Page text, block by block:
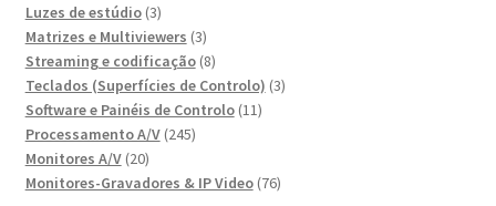
produtos
Luzes de estúdio 33
produtos
Matrizes e Multiviewers 33
produtos
Streaming e codificação 88
produtos
Teclados (Superfícies de Controlo) 33
Software e Painéis de Controlo 1111
Processamento A/V 245245
Monitores A/V 2020
produtos
Monitores-Gravadores & IP Video 7676